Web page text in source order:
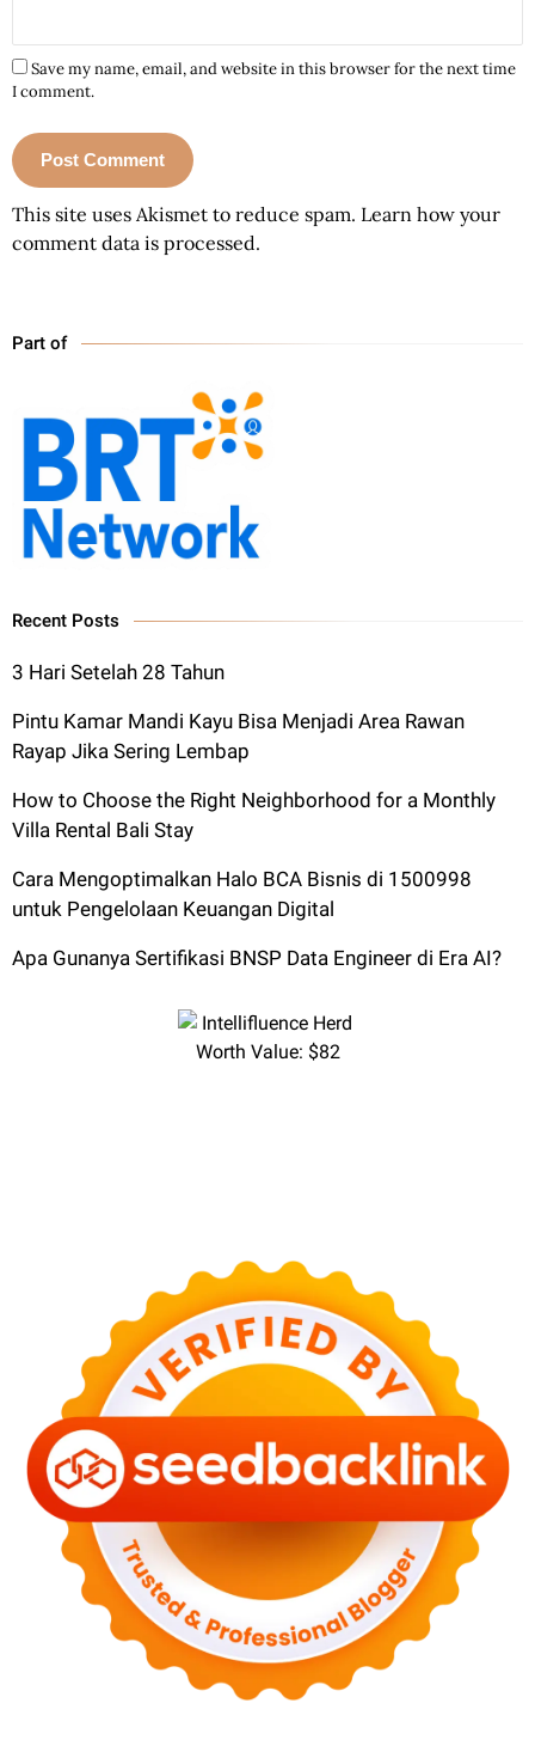
Save my name, email, and website in this browser for the next time
I comment.
This site uses Akismet to reduce spam. Learn how your
comment data is processed.
Part of
Recent Posts
3 Hari Setelah 28 Tahun
Pintu Kamar Mandi Kayu Bisa Menjadi Area Rawan
Rayap Jika Sering Lembap
How to Choose the Right Neighborhood for a Monthly
Villa Rental Bali Stay
Cara Mengoptimalkan Halo BCA Bisnis di 1500998
untuk Pengelolaan Keuangan Digital
Apa Gunanya Sertifikasi BNSP Data Engineer di Era AI?